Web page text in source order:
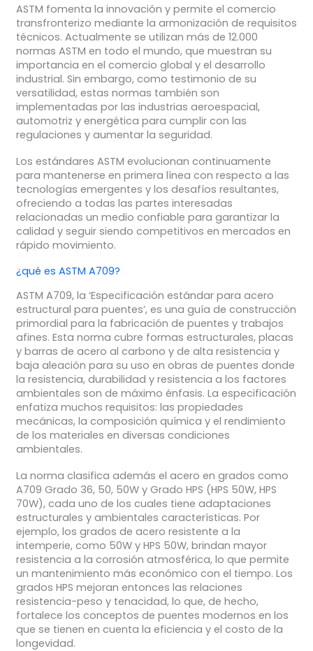
ASTM fomenta la innovación y permite el comercio
transfronterizo mediante la armonización de requisitos
técnicos. Actualmente se utilizan más de 12.000
normas ASTM en todo el mundo, que muestran su
importancia en el comercio global y el desarrollo
industrial. Sin embargo, como testimonio de su
versatilidad, estas normas también son
implementadas por las industrias aeroespacial,
automotriz y energética para cumplir con las
regulaciones y aumentar la seguridad.
Los estándares ASTM evolucionan continuamente
para mantenerse en primera línea con respecto a las
tecnologías emergentes y los desafíos resultantes,
ofreciendo a todas las partes interesadas
relacionadas un medio confiable para garantizar la
calidad y seguir siendo competitivos en mercados en
rápido movimiento.
¿qué es ASTM A709?
ASTM A709, la ‘Especificación estándar para acero
estructural para puentes’, es una guía de construcción
primordial para la fabricación de puentes y trabajos
afines. Esta norma cubre formas estructurales, placas
y barras de acero al carbono y de alta resistencia y
baja aleación para su uso en obras de puentes donde
la resistencia, durabilidad y resistencia a los factores
ambientales son de máximo énfasis. La especificación
enfatiza muchos requisitos: las propiedades
mecánicas, la composición química y el rendimiento
de los materiales en diversas condiciones
ambientales.
La norma clasifica además el acero en grados como
A709 Grado 36, 50, 50W y Grado HPS (HPS 50W, HPS
70W), cada uno de los cuales tiene adaptaciones
estructurales y ambientales características. Por
ejemplo, los grados de acero resistente a la
intemperie, como 50W y HPS 50W, brindan mayor
resistencia a la corrosión atmosférica, lo que permite
un mantenimiento más económico con el tiempo. Los
grados HPS mejoran entonces las relaciones
resistencia-peso y tenacidad, lo que, de hecho,
fortalece los conceptos de puentes modernos en los
que se tienen en cuenta la eficiencia y el costo de la
longevidad.